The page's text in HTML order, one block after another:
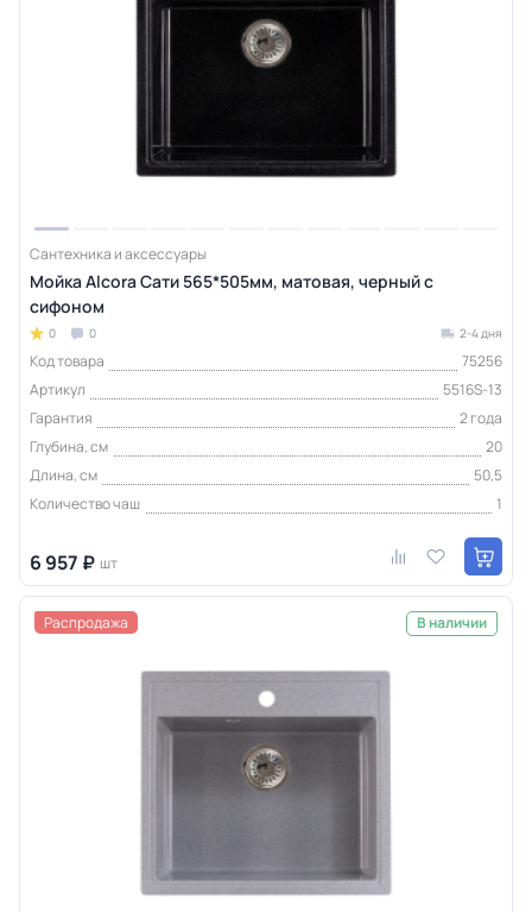
Сантехника и аксессуары
Мойка Alcora Сати 565*505мм, матовая, черный с
сифоном
0 0 2-4 дня
Код товара
75256
Артикул
5516S-13
Гарантия
2 года
Глубина, см
20
Длина, см
50,5
Количество чаш
1
6 957 ₽ шт
Распродажа В наличии